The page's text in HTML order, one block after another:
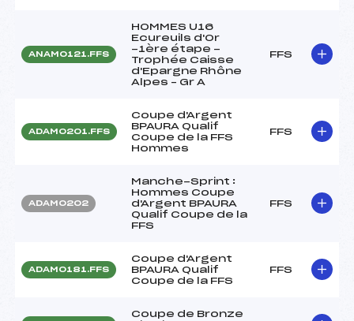
ANAM0121.FFS
HOMMES U16
Ecureuils d'Or
-1ère étape -
Trophée Caisse
d'Epargne Rhône
Alpes – Gr A
FFS
ADAM0201.FFS
Coupe d'Argent
BPAURA Qualif
Coupe de la FFS
Hommes
FFS
ADAM0202
Manche-Sprint :
Hommes Coupe
d'Argent BPAURA
Qualif Coupe de la
FFS
FFS
ADAM0181.FFS
Coupe d'Argent
BPAURA Qualif
Coupe de la FFS
FFS
Coupe de Bronze